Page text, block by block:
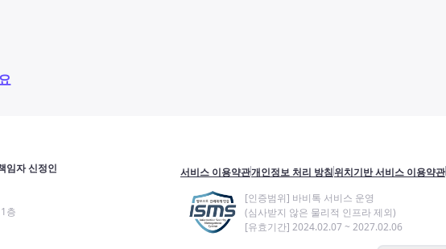
임자 신정인
층
서비스 이용약관개인정보 처리 방침위치기반 서비스 이용약관
[인증범위] 바비톡 서비스 운영
(심사받지 않은 물리적 인프라 제외)
[유효기간] 2024.02.07 ~ 2027.02.06